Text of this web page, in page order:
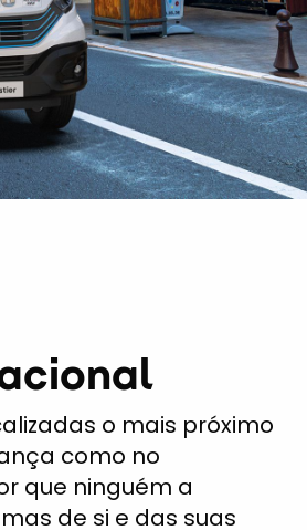
o mais próximo
como no
que ninguém a
de si e das suas